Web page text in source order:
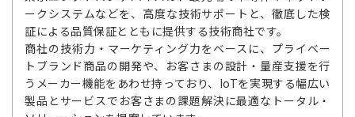
ークシステムなどを、高度な技術サポートと、徹底した検
証による品質保証とともに提供する技術商社です。
商社の技術力・マーケティング力をベースに、プライベー
トブランド商品の開発や、お客さまの設計・量産支援を行
うメーカー機能をあわせ持っており、IoTを実現する幅広い
製品とサービスでお客さまの課題解決に最適なトータル・